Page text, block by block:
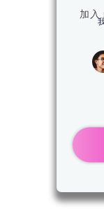
加入